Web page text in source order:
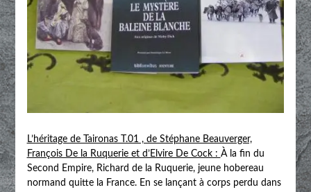
L’héritage de Taironas T.01 , de Stéphane Beauverger,
François De la Ruquerie et d’Elvire De Cock : À la fin du
Second Empire, Richard de la Ruquerie, jeune hobereau
normand quitte la France. En se lançant à corps perdu dans